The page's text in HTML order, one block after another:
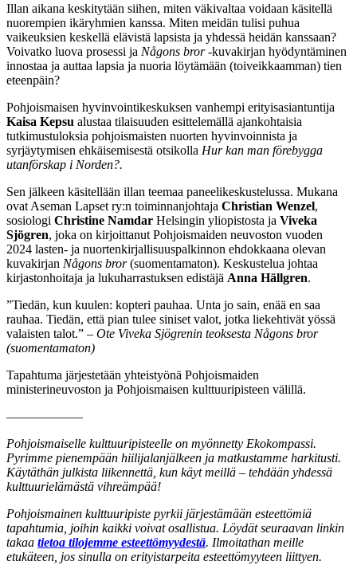
Illan aikana keskitytään siihen, miten väkivaltaa voidaan käsitellä
nuorempien ikäryhmien kanssa. Miten meidän tulisi puhua
vaikeuksien keskellä elävistä lapsista ja yhdessä heidän kanssaan?
Voivatko luova prosessi ja Någons bror-kuvakirjan hyödyntäminen
innostaa ja auttaa lapsia ja nuoria löytämään (toiveikkaamman) tien
eteenpäin?
Pohjoismaisen hyvinvointikeskuksen vanhempi erityisasiantuntija
Kaisa Kepsu alustaa tilaisuuden esittelemällä ajankohtaisia
tutkimustuloksia pohjoismaisten nuorten hyvinvoinnista ja
syrjäytymisen ehkäisemisestä otsikolla Hur kan man förebygga
utanförskap i Norden?.
Sen jälkeen käsitellään illan teemaa paneelikeskustelussa. Mukana
ovat Aseman Lapset ry:n toiminnanjohtaja Christian Wenzel,
sosiologi Christine Namdar Helsingin yliopistosta ja Viveka
Sjögren, joka on kirjoittanut Pohjoismaiden neuvoston vuoden
2024 lasten- ja nuortenkirjallisuuspalkinnon ehdokkaana olevan
kuvakirjan Någons bror(suomentamaton). Keskustelua johtaa
kirjastonhoitaja ja lukuharrastuksen edistäjä Anna Hällgren.
”Tiedän, kun kuulen: kopteri pauhaa. Unta jo sain, enää en saa
rauhaa. Tiedän, että pian tulee siniset valot, jotka liekehtivät yössä
valaisten talot.” – Ote Viveka Sjögrenin teoksesta Någons bror
(suomentamaton)
Tapahtuma järjestetään yhteistyönä Pohjoismaiden
ministerineuvoston ja Pohjoismaisen kulttuuripisteen välillä.
––––––––––––
Pohjoismaiselle kulttuuripisteelle on myönnetty Ekokompassi.
Pyrimme pienempään hiilijalanjälkeen ja matkustamme harkitusti.
Käytäthän julkista liikennettä, kun käyt meillä – tehdään yhdessä
kulttuurielämästä vihreämpää!
Pohjoismainen kulttuuripiste pyrkii järjestämään esteettömiä
tapahtumia, joihin kaikki voivat osallistua. Löydät seuraavan linkin
takaa tietoa tilojemme esteettömyydestä. Ilmoitathan meille
etukäteen, jos sinulla on erityistarpeita esteettömyyteen liittyen.